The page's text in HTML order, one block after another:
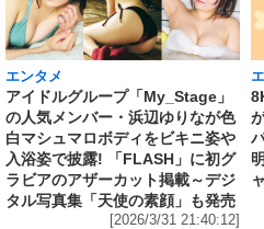
エンタメ
アイドルグループ「My_Stage」
の人気メンバー・浜辺ゆりなが色
白マシュマロボディをビキニ姿や
入浴姿で披露! 「FLASH」に初グ
ラビアのアザーカット掲載～デジ
タル写真集「天使の素顔」も発売
[2026/3/31 21:40:12]